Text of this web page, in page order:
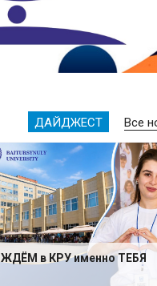
ДАЙДЖЕСТ Все
ЖДЁМ в КРУ именно ТЕБЯ